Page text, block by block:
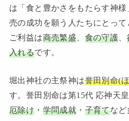
は「食と豊かさをもたらす神
売の成功を願う人たちにとって
ご利益は商売繁盛、 食の守護、
入れるです。
堀出神社の主祭神は誉田別命(
す。誉田別命は第15代 応神天
厄除け ・ 学問成就 ・ 子育てなど